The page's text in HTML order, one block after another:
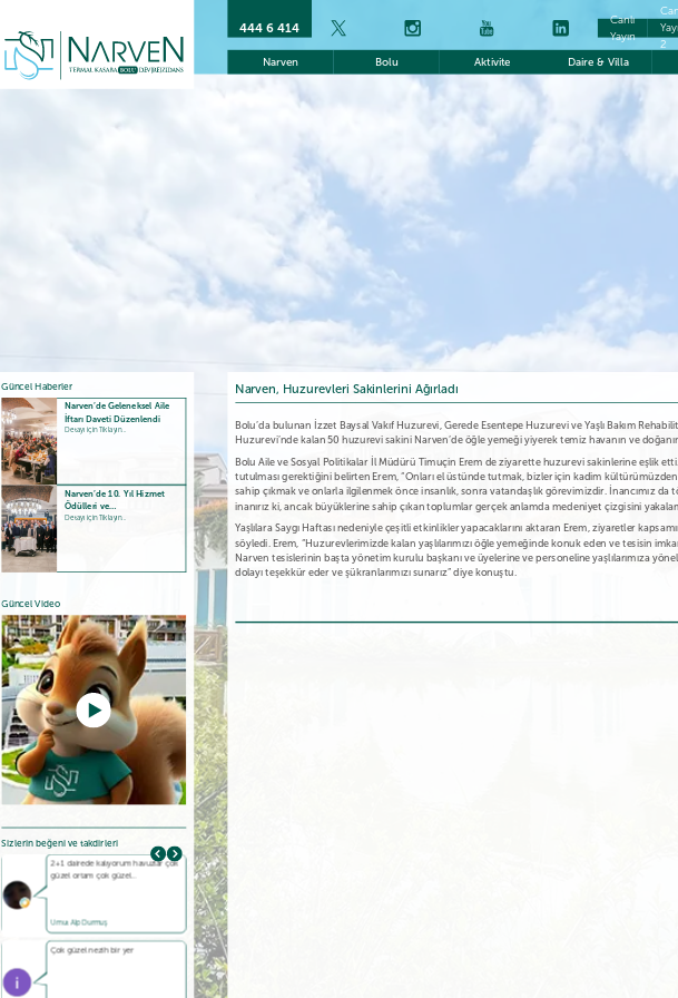
444 6 414
Canlı
Yayın
2
Narven Bolu Aktivite Daire & Villa
Güncel Haberler
Narven’de Geleneksel Aile
İftarı Daveti Düzenlendi
Detayı için Tıklayın...
Narven’de 10. Yıl Hizmet
Ödülleri ve…
Detayı için Tıklayın...
Güncel Video
Sizlerin beğeni ve takdirleri
2+1 dairede kalıyorum havuzlar çok
güzel ortam çok güzel…
Umut Alp Durmuş
Çok güzel nezih bir yer
Narven, Huzurevleri Sakinlerini Ağırladı
Bolu’da bulunan İzzet Baysal Vakıf Huzurevi, Gerede Esentepe Huzurevi ve Yaşlı Bakım
Huzurevi’nde kalan 50 huzurevi sakini Narven’de öğle yemeği yiyerek temiz havanın ve doğanın
Bolu Aile ve Sosyal Politikalar İl Müdürü Timuçin Erem de ziyarette huzurevi sakinlerine eşlik
tutulması gerektiğini belirten Erem, “Onları el üstünde tutmak, bizler için kadim kültürümüzden
sahip çıkmak ve onlarla ilgilenmek önce insanlık, sonra vatandaşlık görevimizdir. İnancımız
inanırız ki, ancak büyüklerine sahip çıkan toplumlar gerçek anlamda medeniyet çizgisini
Yaşlılara Saygı Haftası nedeniyle çeşitli etkinlikler yapacaklarını aktaran Erem, ziyaretler
söyledi. Erem, “Huzurevlerimizde kalan yaşlılarımızı öğle yemeğinde konuk eden ve tesisin
Narven tesislerinin başta yönetim kurulu başkanı ve üyelerine ve personeline yaşlılarımıza
dolayı teşekkür eder ve şükranlarımızı sunarız” diye konuştu.